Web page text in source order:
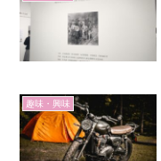
趣味・興味